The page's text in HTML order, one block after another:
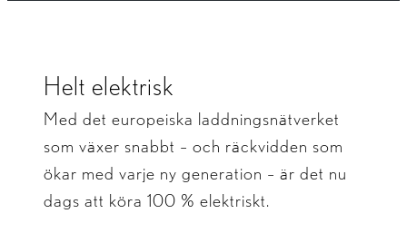
Helt elektrisk
Med det europeiska laddningsnätverket
som växer snabbt – och räckvidden som
ökar med varje ny generation – är det nu
dags att köra 100 % elektriskt.